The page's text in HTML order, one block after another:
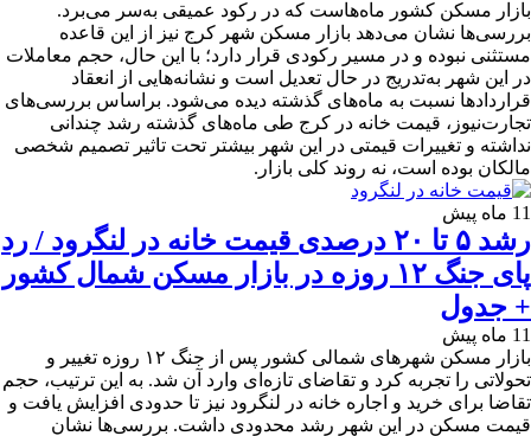
بازار مسکن کشور ماه‌هاست که در رکود عمیقی به‌سر می‌برد.
بررسی‌ها نشان می‌دهد بازار مسکن شهر کرج نیز از این قاعده
مستثنی نبوده و در مسیر رکودی قرار دارد؛ با این حال، حجم معاملات
در این شهر به‌تدریج در حال تعدیل است و نشانه‌هایی از انعقاد
قراردادها نسبت به ماه‌های گذشته دیده می‌شود. براساس بررسی‌های
تجارت‌نیوز، قیمت خانه در کرج طی ماه‌های گذشته رشد چندانی
نداشته و تغییرات قیمتی در این شهر بیشتر تحت تاثیر تصمیم شخصی
مالکان بوده است، نه روند کلی بازار.
11 ماه پیش
رشد ۵ تا ۲۰ درصدی قیمت خانه در لنگرود / رد
پای جنگ ۱۲ روزه در بازار مسکن شمال کشور
+ جدول
11 ماه پیش
بازار مسکن شهرهای شمالی کشور پس از جنگ ۱۲ روزه تغییر و
تحولاتی را تجربه کرد و تقاضای تازه‌ای وارد آن شد. به این ترتیب، حجم
تقاضا برای خرید و اجاره خانه در لنگرود نیز تا حدودی افزایش یافت و
قیمت مسکن در این شهر رشد محدودی داشت. بررسی‌ها نشان